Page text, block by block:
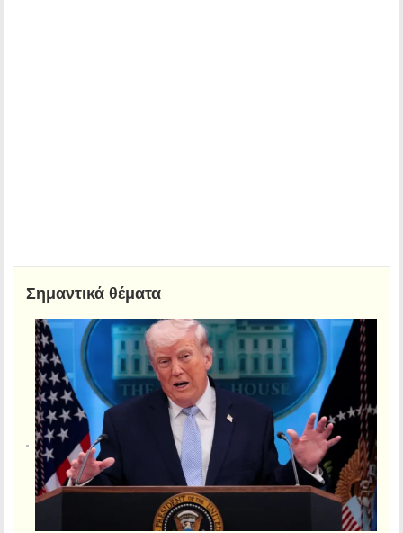
Σημαντικά θέματα